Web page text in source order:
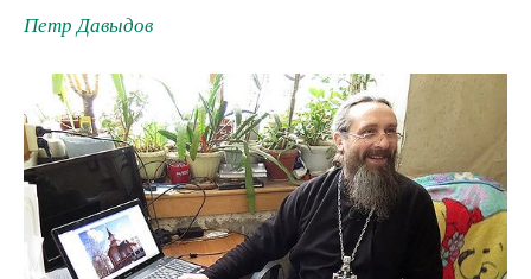
Петр Давыдов